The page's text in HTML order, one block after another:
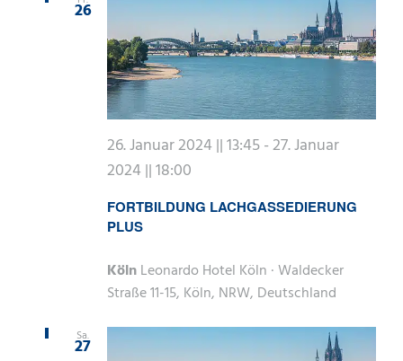
26
FORTBILDUNG LACHGASSEDIERUNG
PLUS
26. Januar 2024 || 13:45-27. Januar
2024 || 18:00
KölnLeonardo Hotel Köln · Waldecker
Straße 11-15, Köln, NRW, Deutschland
Sa.
27